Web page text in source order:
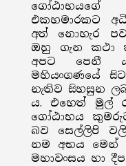
එකහමාරකට
අත් නොහැර
ඔහු ගැන කථා
අපට පෙනී
මහියංගණයේ
නැතිව සිහසුන
ය. එහෙත් මුල්
ගෝඨාභය
බව සෙල්ලිපි
නම අභය මෙන්
මහාවංසය හා